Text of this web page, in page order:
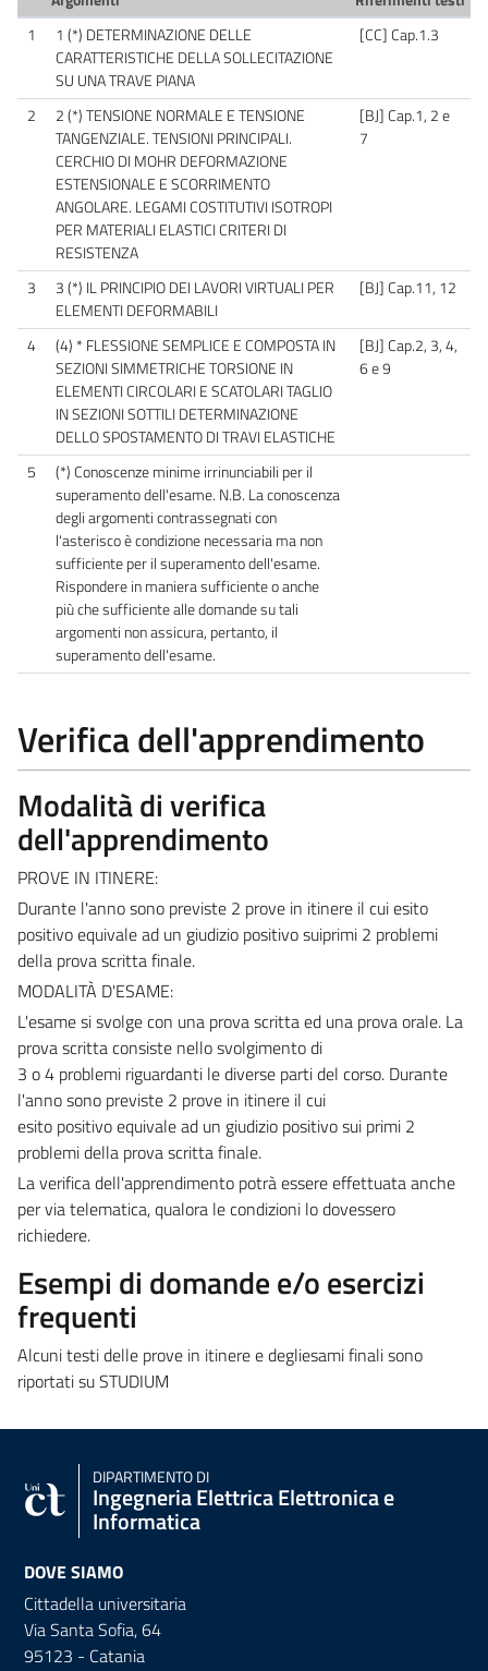
1
1 (*) DETERMINAZIONE DELLE
CARATTERISTICHE DELLA SOLLECITAZIONE
SU UNA TRAVE PIANA
[CC] Cap.1.3
2
2 (*) TENSIONE NORMALE E TENSIONE
TANGENZIALE. TENSIONI PRINCIPALI.
CERCHIO DI MOHR DEFORMAZIONE
ESTENSIONALE E SCORRIMENTO
ANGOLARE. LEGAMI COSTITUTIVI ISOTROPI
PER MATERIALI ELASTICI CRITERI DI
RESISTENZA
[BJ] Cap.1, 2 e
7
3
3 (*) IL PRINCIPIO DEI LAVORI VIRTUALI PER
ELEMENTI DEFORMABILI
[BJ] Cap.11, 12
4
(4) * FLESSIONE SEMPLICE E COMPOSTA IN
SEZIONI SIMMETRICHE TORSIONE IN
ELEMENTI CIRCOLARI E SCATOLARI TAGLIO
IN SEZIONI SOTTILI DETERMINAZIONE
DELLO SPOSTAMENTO DI TRAVI ELASTICHE
[BJ] Cap.2, 3, 4,
6 e 9
5
(*) Conoscenze minime irrinunciabili per il
superamento dell'esame. N.B. La conoscenza
degli argomenti contrassegnati con
l'asterisco è condizione necessaria ma non
sufficiente per il superamento dell'esame.
Rispondere in maniera sufficiente o anche
più che sufficiente alle domande su tali
argomenti non assicura, pertanto, il
superamento dell'esame.
Verifica dell'apprendimento
Modalità di verifica
dell'apprendimento
PROVE IN ITINERE:
Durante l'anno sono previste 2 prove in itinere il cui esito
positivo equivale ad un giudizio positivo suiprimi 2 problemi
della prova scritta finale.
MODALITÀ D'ESAME:
L'esame si svolge con una prova scritta ed una prova orale. La
prova scritta consiste nello svolgimento di
3 o 4 problemi riguardanti le diverse parti del corso. Durante
l'anno sono previste 2 prove in itinere il cui
esito positivo equivale ad un giudizio positivo sui primi 2
problemi della prova scritta finale.
La verifica dell'apprendimento potrà essere effettuata anche
per via telematica, qualora le condizioni lo dovessero
richiedere.
Esempi di domande e/o esercizi
frequenti
Alcuni testi delle prove in itinere e degliesami finali sono
riportati su STUDIUM
DIPARTIMENTO DI
Ingegneria Elettrica Elettronica e
Informatica
DOVE SIAMO
Cittadella universitaria
Via Santa Sofia, 64
95123 - Catania